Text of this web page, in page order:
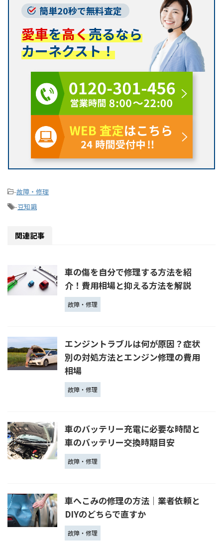
簡単20秒で無料査定
愛車を高く売るなら
カーネクスト！
-故障・修理
-豆知識
関連記事
車の傷を自分で修理する方法を紹
介！費用相場と抑える方法を解説
故障・修理
エンジントラブルは何が原因？症状
別の対処方法とエンジン修理の費用
相場
故障・修理
車のバッテリー充電に必要な時間と
車のバッテリー交換時期目安
故障・修理
車へこみの修理の方法｜業者依頼と
DIYのどちらで直すか
故障・修理